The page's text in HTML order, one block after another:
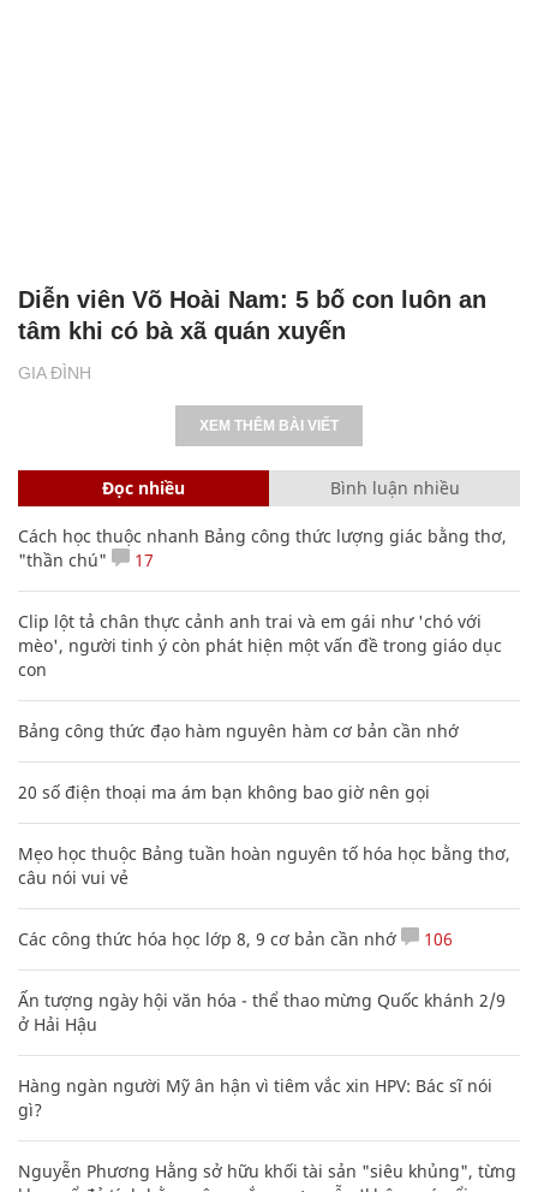
GIA ĐÌNH
Diễn viên Võ Hoài Nam: 5 bố con luôn an
tâm khi có bà xã quán xuyến
XEM THÊM BÀI VIẾT
Đọc nhiều Bình luận nhiều
Cách học thuộc nhanh Bảng công thức lượng giác bằng thơ,
"thần chú"
17
Clip lột tả chân thực cảnh anh trai và em gái như 'chó với
mèo', người tinh ý còn phát hiện một vấn đề trong giáo dục
con
Bảng công thức đạo hàm nguyên hàm cơ bản cần nhớ
20 số điện thoại ma ám bạn không bao giờ nên gọi
Mẹo học thuộc Bảng tuần hoàn nguyên tố hóa học bằng thơ,
câu nói vui vẻ
Các công thức hóa học lớp 8, 9 cơ bản cần nhớ 106
Ấn tượng ngày hội văn hóa - thể thao mừng Quốc khánh 2/9
ở Hải Hậu
Hàng ngàn người Mỹ ân hận vì tiêm vắc xin HPV: Bác sĩ nói
gì?
Nguyễn Phương Hằng sở hữu khối tài sản "siêu khủng", từng